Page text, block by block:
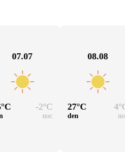
07.07
°C -2°C
noc
08.08
27°C 4°C
den noc